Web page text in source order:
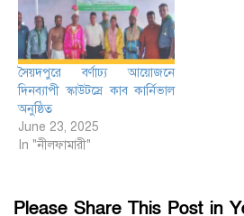
সৈয়দপুরে বর্ণাঢ্য আয়োজনে
দিনব্যাপী স্কাউটস্রে কাব কার্নিভাল
অনুষ্ঠিত
June 23, 2025
In "নীলফামারী"
Please Share This Post in